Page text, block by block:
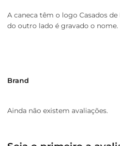
A caneca têm o logo Casados
do outro lado é gravado o nome.
Brand
Ainda não existem avaliações.